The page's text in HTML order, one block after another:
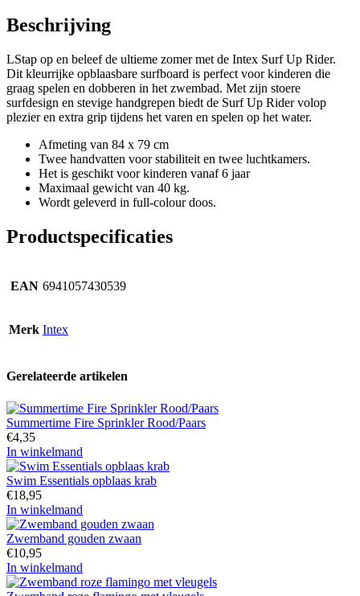
Beschrijving
LStap op en beleef de ultieme zomer met de Intex Surf Up Rider.
Dit kleurrijke opblaasbare surfboard is perfect voor kinderen die
graag spelen en dobberen in het zwembad. Met zijn stoere
surfdesign en stevige handgrepen biedt de Surf Up Rider volop
plezier en extra grip tijdens het varen en spelen op het water.
Afmeting van 84 x 79 cm
Twee handvatten voor stabiliteit en twee luchtkamers.
Het is geschikt voor kinderen vanaf 6 jaar
Maximaal gewicht van 40 kg.
Wordt geleverd in full-colour doos.
Productspecificaties
EAN 6941057430539
Merk Intex
Gerelateerde artikelen
Summertime Fire Sprinkler Rood/Paars
€4,35
In winkelmand
Swim Essentials opblaas krab
€18,95
In winkelmand
Zwemband gouden zwaan
€10,95
In winkelmand